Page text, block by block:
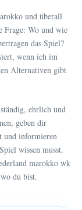
und überall
Frage: Wo und wie
das Spiel?
wenn ich im
Alternativen gibt
ehrlich und
geben dir
und informieren
wissen musst.
marokko wk
du bist.